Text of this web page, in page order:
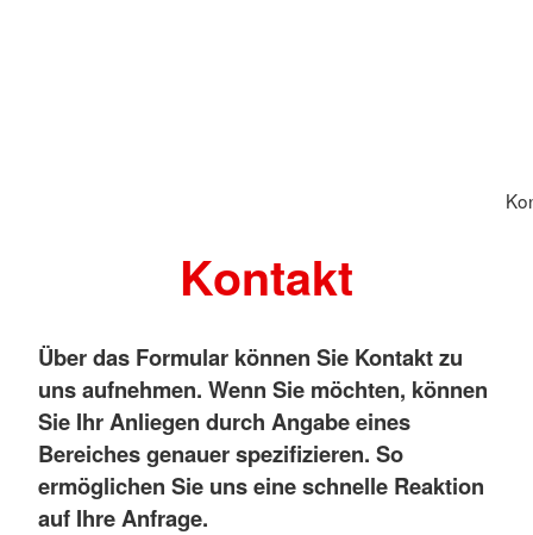
Kontakt
Über das Formular können Sie Kontakt zu
uns aufnehmen. Wenn Sie möchten, können
Sie Ihr Anliegen durch Angabe eines
Bereiches genauer spezifizieren. So
ermöglichen Sie uns eine schnelle Reaktion
auf Ihre Anfrage.